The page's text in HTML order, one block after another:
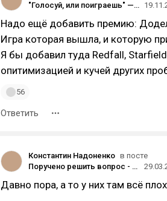
"Голосуй, или поиграешь" — The Game the Worst 2023
Надо ещё добавить премию:
Игра которая вышла, и которую
Я бы добавил туда Redfall,
опитимизацией и кучей других
56
Ответить
Константин Надоненко в посте
Поручено решить вопрос - Минцифры о проблеме PlayStation в Казахстане
Давно пора, а то у них там всё